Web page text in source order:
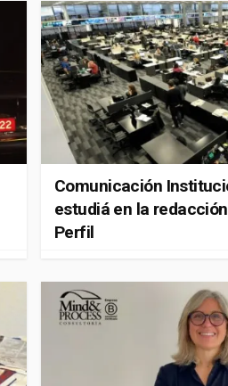
Comunicación
estudiá en la
Perfil